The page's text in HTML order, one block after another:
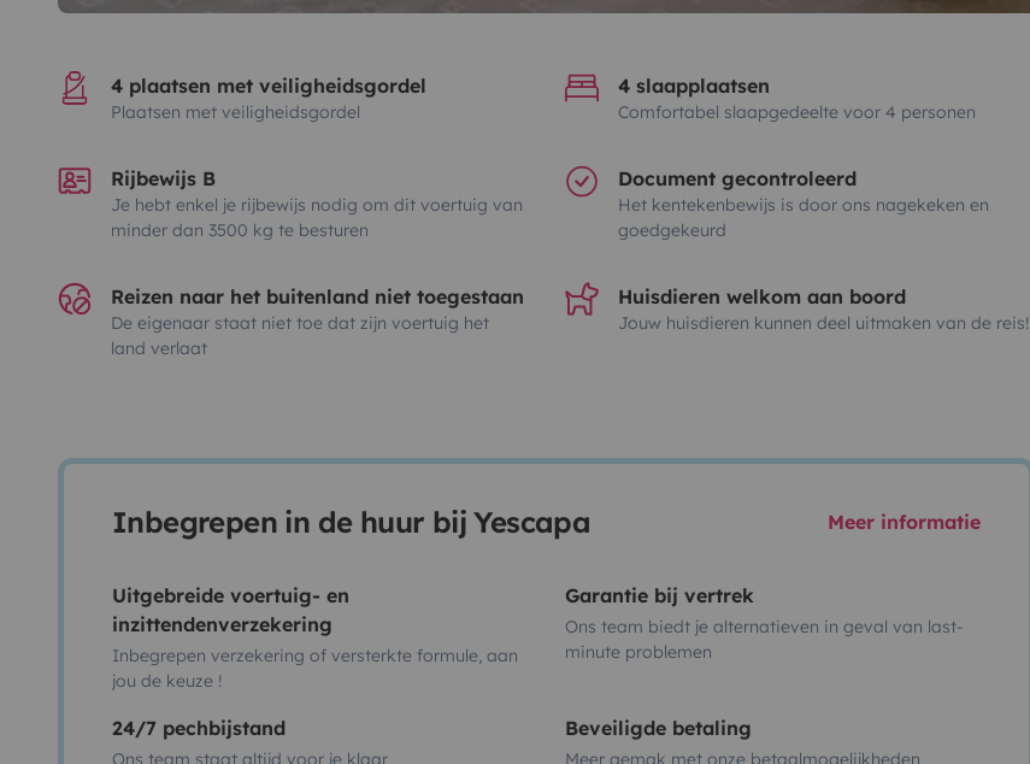
4 plaatsen met veiligheidsgordel
Plaatsen met veiligheidsgordel
4 slaapplaatsen
Comfortabel slaapgedeelte voor 4 personen
Rijbewijs B
Je hebt enkel je rijbewijs nodig om dit voertuig van
minder dan 3500 kg te besturen
Document gecontroleerd
Het kentekenbewijs is door ons nagekeken en
goedgekeurd
Reizen naar het buitenland niet toegestaan
De eigenaar staat niet toe dat zijn voertuig het
land verlaat
Huisdieren welkom aan boord
Jouw huisdieren kunnen deel uitmaken van de reis!
Inbegrepen in de huur bij Yescapa Meer informatie
Uitgebreide voertuig- en
inzittendenverzekering
Inbegrepen verzekering of versterkte formule, aan
jou de keuze !
Garantie bij vertrek
Ons team biedt je alternatieven in geval van last-
minute problemen
24/7 pechbijstand
Ons team staat altijd voor je klaar
Beveiligde betaling
Meer gemak met onze betaalmogelijkheden